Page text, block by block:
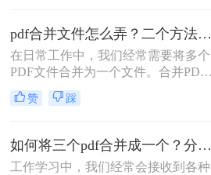
信很多朋友都遇到过合并pdf这类问题
吧，今天我给大家分享电脑如何合并
pdf文件简单的方法，下面我们一起来
看看吧。
pdf合并文件怎么弄？二个方法教会你！
在日常工作中，我们经常需要将多个
PDF文件合并为一个文件。合并PDF
文件可以方便地整理和归档资料，同
时方便分享和传输。那么pdf合并文件
易行的PDF合并方法，帮助您轻松完
成这项任务。
赞 踩
如何将三个pdf合并成一个？分享简单易操作的三种方法！
工作学习中，我们经常会接收到各种